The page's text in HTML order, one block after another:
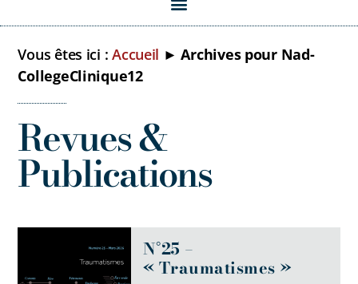
Vous êtes ici :Accueil ►Archives pour Nad-
CollegeClinique12
Revues &
Publications
N°25 –
« Traumatismes »